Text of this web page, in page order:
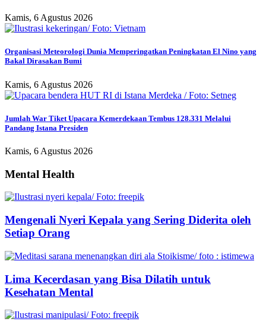
Kamis, 6 Agustus 2026
Organisasi Meteorologi Dunia Memperingatkan Peningkatan El Nino yang
Bakal Dirasakan Bumi
Kamis, 6 Agustus 2026
Jumlah War Tiket Upacara Kemerdekaan Tembus 128.331 Melalui
Pandang Istana Presiden
Kamis, 6 Agustus 2026
Mental Health
Mengenali Nyeri Kepala yang Sering Diderita oleh
Setiap Orang
Lima Kecerdasan yang Bisa Dilatih untuk
Kesehatan Mental